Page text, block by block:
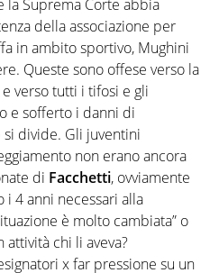
la Suprema Corte abbia
della associazione per
in ambito sportivo, Mughini
Queste sono offese verso la
verso tutti i tifosi e gli
e sofferto i danni di
divide. Gli juventini
non erano ancora
di Facchetti, ovviamente
i 4 anni necessari alla
è molto cambiata” o
chi li aveva?
x far pressione su un